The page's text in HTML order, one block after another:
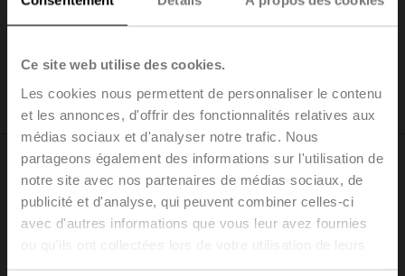
Ce site web utilise des cookies.
Les cookies nous permettent de personnaliser le contenu
et les annonces, d'offrir des fonctionnalités relatives aux
médias sociaux et d'analyser notre trafic. Nous
partageons également des informations sur l'utilisation de
notre site avec nos partenaires de médias sociaux, de
publicité et d'analyse, qui peuvent combiner celles-ci
avec d'autres informations que vous leur avez fournies
Rendement et efficacité